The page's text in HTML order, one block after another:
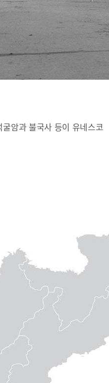
암과 불국사 등이 유네스코